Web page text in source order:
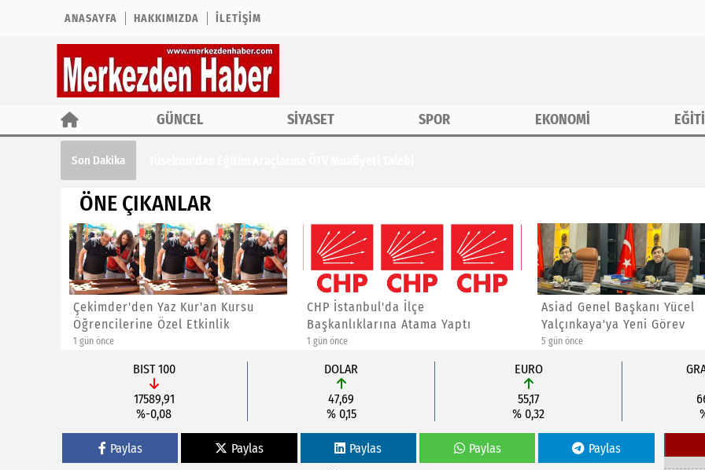
ANASAYFA HAKKIMIZDA İLETIŞIM
GÜNCEL SİYASET SPOR EKONOMİ
Son Dakika
ÖNE ÇIKANLAR
Çekimder'den Yaz Kur'an Kursu
Öğrencilerine Özel Etkinlik
1 gün önce
CHP İstanbul'da İlçe
Başkanlıklarına Atama Yaptı
1 gün önce
Asiad Genel Başkanı Yücel
Yalçınkaya'ya Yeni Görev
5 gün önce
BIST 100
17589,91
%-0,08
DOLAR
47,69
% 0,15
EURO
55,17
% 0,32
Paylas Paylas Paylas Paylas Paylas